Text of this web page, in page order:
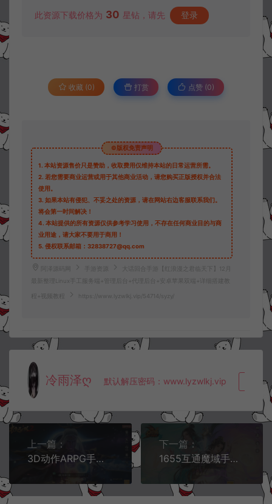
此资源下载价格为 30 星钻，请先 登录
收藏 (0) 打赏 点赞 (0)
©版权免责声明
1. 本站资源售价只是赞助，收取费用仅维持本站的日常运营所需。
2. 若您需要商业运营或用于其他商业活动，请您购买正版授权并合法
使用。
3. 如果本站有侵犯、不妥之处的资源，请在网站右边客服联系我们。
将会第一时间解决！
4. 本站提供的所有资源仅供参考学习使用，不存在任何商业目的与商
业用途，请大家不要用于商用！
5. 侵权联系邮箱：32838727@qq.com
阿泽源码网 手游资源
大话回合手游【红浪漫之君临天下】12月
最新整理Linux手工服务端+管理后台+代理后台+安卓苹果双端+详细搭建教
程+视频教程 https://www.lyzwlkj.vip/54714/syzy/
冷雨泽ღ 默认解压密码：www.lyzwlkj.vip 复
上一篇：
3D动作ARPG手游【极无双2优化99级版】11月最新整理Linux手工服务端+本地注册+CDK授权后台+安卓+详细搭建教程+视频教程
下一篇：
1655互通魔域手游【龙哥四职业怀旧特效版[神85]】11月最新整理Win半手工服务端+GM工具+安卓+详细搭建教程+视频教程